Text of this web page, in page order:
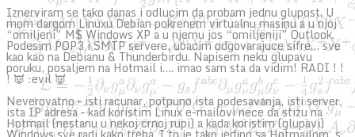
Iznerviram se tako danas i odlucim da probam jednu glupost. U
mom dargom Linuxu Debian pokrenem virtualnu masinu a u njoj
“omiljeni” M$ Windows XP a u njemu jos “omiljeniji” Outlook.
Podesim POP3 i SMTP servere, ubacim odgovarajuce sifre… sve
kao kao na Debianu & Thunderbirdu. Napisem neku glupavu
poruku, posaljem na Hotmail i…. imao sam sta da vidim! RADI ! !
! 👿 :evil 👿
Neverovatno – isti racunar, potpuno ista podesavanja, isti server,
ista IP adresa – kad koristim Linux e-mailovi nece da stizu na
Hotmail (nestanu u nekoj crnoj rupi) a kada koristim (glupavi)